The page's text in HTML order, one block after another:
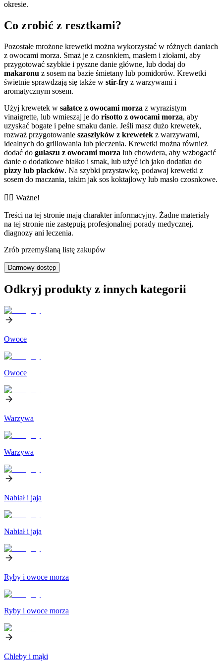
okresie.
Co zrobić z resztkami?
Pozostałe mrożone krewetki można wykorzystać w różnych daniach
z owocami morza. Smaż je z czosnkiem, masłem i ziołami, aby
przygotować szybkie i pyszne danie główne, lub dodaj do
makaronu z sosem na bazie śmietany lub pomidorów. Krewetki
świetnie sprawdzają się także w stir-fry z warzywami i
aromatycznym sosem.
Użyj krewetek w sałatce z owocami morza z wyrazistym
vinaigrette, lub wmieszaj je do risotto z owocami morza, aby
uzyskać bogate i pełne smaku danie. Jeśli masz dużo krewetek,
rozważ przygotowanie szaszłyków z krewetek z warzywami,
idealnych do grillowania lub pieczenia. Krewetki można również
dodać do gulaszu z owocami morza lub chowdera, aby wzbogacić
danie o dodatkowe białko i smak, lub użyć ich jako dodatku do
pizzy lub placków. Na szybki przystawkę, podawaj krewetki z
sosem do maczania, takim jak sos koktajlowy lub masło czosnkowe.
👨‍⚕️️ Ważne!
Treści na tej stronie mają charakter informacyjny. Żadne materiały
na tej stronie nie zastępują profesjonalnej porady medycznej,
diagnozy ani leczenia.
Zrób przemyślaną listę zakupów
Darmowy dostęp
Odkryj produkty z innych kategorii
Owoce
Owoce
Warzywa
Warzywa
Nabiał i jaja
Nabiał i jaja
Ryby i owoce morza
Ryby i owoce morza
Chleby i mąki